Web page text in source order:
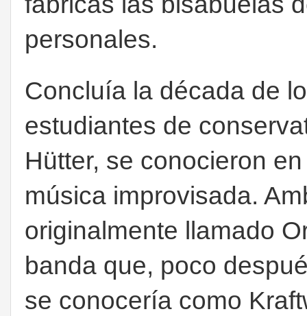
personales.
Concluía la década de
estudiantes de
Hütter, se conocieron
música improvisada.
originalmente llamado
banda que, poco
se conocería como